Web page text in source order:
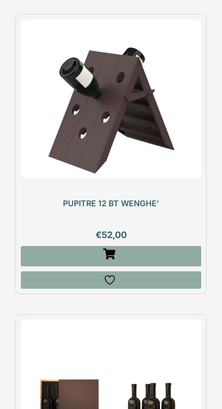
PUPITRE 12 BT WENGHE’
€52,00